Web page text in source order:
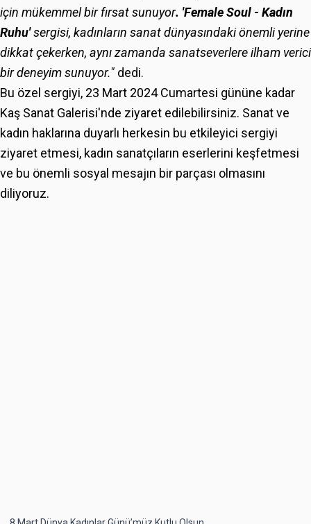
için mükemmel bir fırsat sunuyor. 'Female Soul - Kadın
Ruhu'sergisi, kadınların sanat dünyasındaki önemli yerine
dikkat çekerken, aynı zamanda sanatseverlere ilham verici
bir deneyim sunuyor." dedi.
Bu özel sergiyi, 23 Mart 2024 Cumartesi gününe kadar
Kaş Sanat Galerisi'nde ziyaret edilebilirsiniz. Sanat ve
kadın haklarına duyarlı herkesin bu etkileyici sergiyi
ziyaret etmesi, kadın sanatçıların eserlerini keşfetmesi
ve bu önemli sosyal mesajın bir parçası olmasını
diliyoruz.